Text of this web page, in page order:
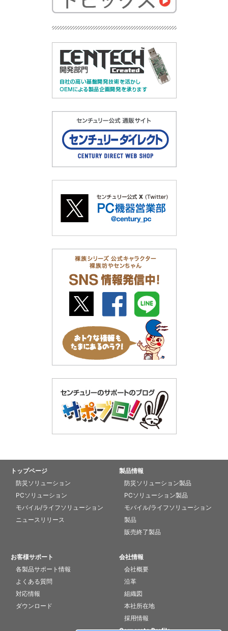
トップページ
防災ソリューション
PCソリューション
モバイル/ライフソリューション
ニュースリリース
製品情報
防災ソリューション製品
PCソリューション製品
モバイル/ライフソリューション
製品
販売終了製品
お客様サポート
各製品サポート情報
よくある質問
対応情報
ダウンロード
会社情報
会社概要
沿革
組織図
本社所在地
採用情報